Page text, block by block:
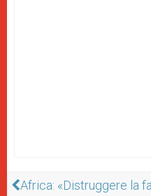
Africa: «Distruggere la